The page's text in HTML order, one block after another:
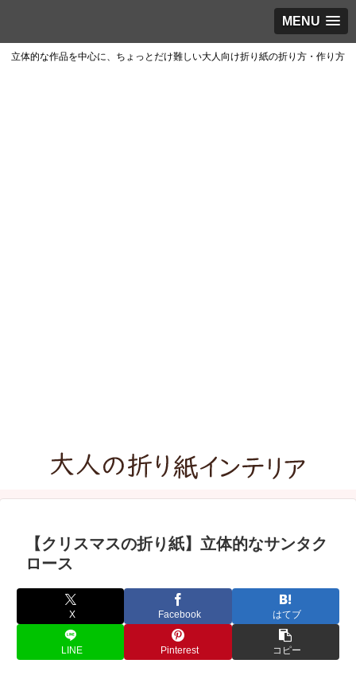
MENU
立体的な作品を中心に、ちょっとだけ難しい大人向け折り紙の折り方・作り方
【クリスマスの折り紙】立体的なサンタク
ロース
X Facebook はてブ
LINE Pinterest コピー